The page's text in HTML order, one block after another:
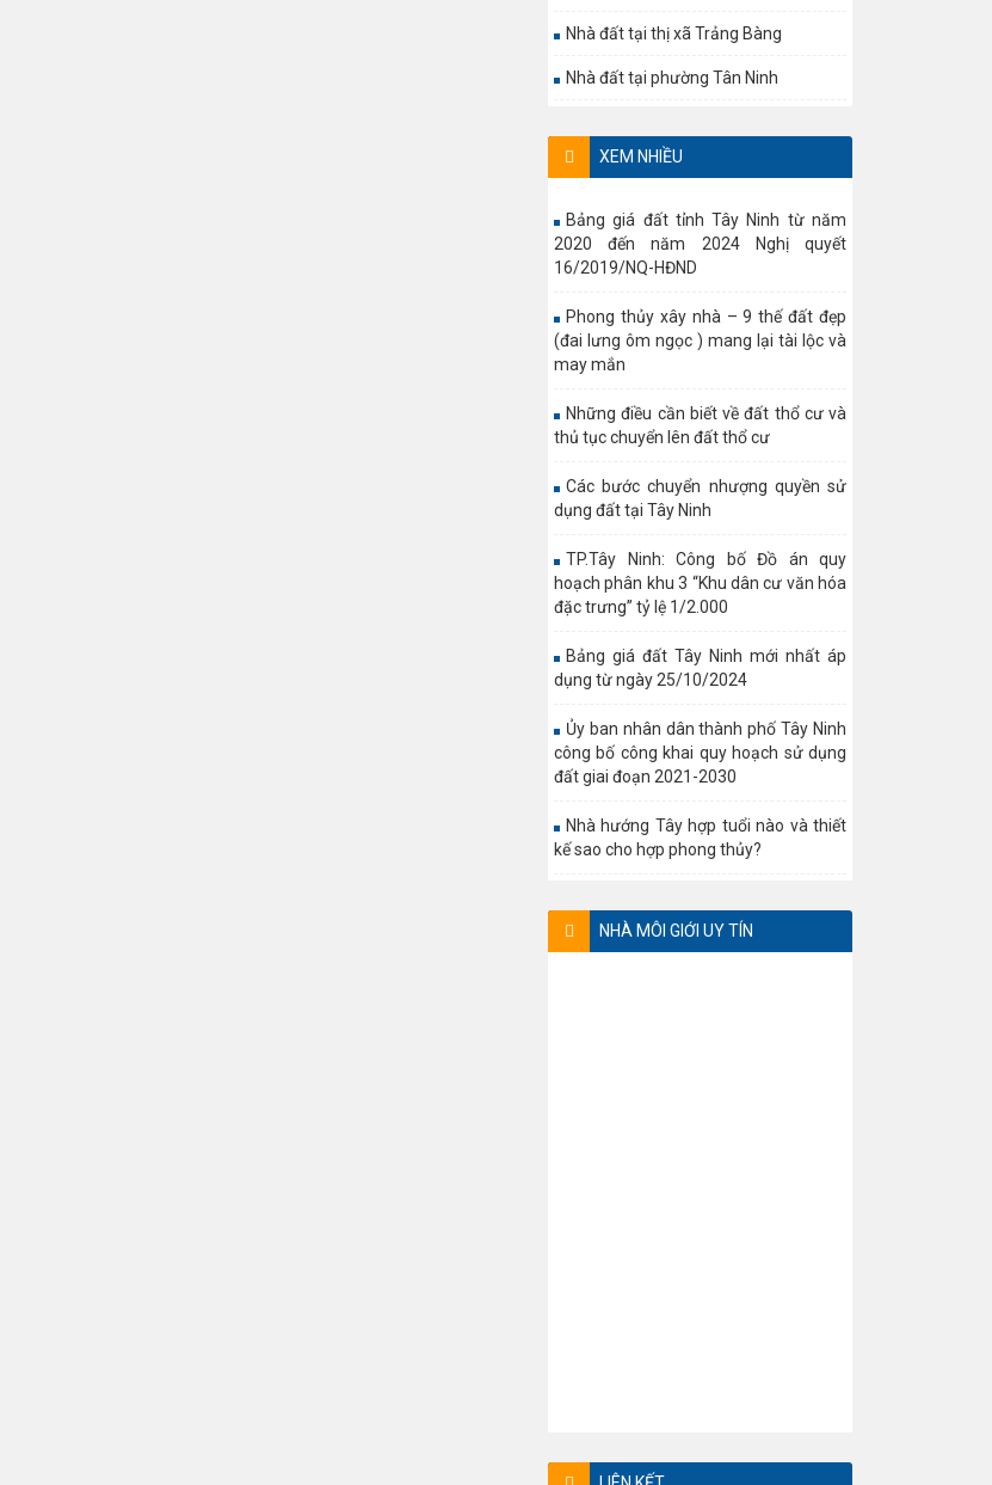
Nhà đất tại thị xã Trảng Bàng
Nhà đất tại phường Tân Ninh
XEM NHIỀU
Bảng giá đất tỉnh Tây Ninh từ năm
2020 đến năm 2024 Nghị quyết
16/2019/NQ-HĐND
Phong thủy xây nhà – 9 thế đất đẹp
(đai lưng ôm ngọc ) mang lại tài lộc và
may mắn
Những điều cần biết về đất thổ cư và
thủ tục chuyển lên đất thổ cư
Các bước chuyển nhượng quyền sử
dụng đất tại Tây Ninh
TP.Tây Ninh: Công bố Đồ án quy
hoạch phân khu 3 “Khu dân cư văn hóa
đặc trưng” tỷ lệ 1/2.000
Bảng giá đất Tây Ninh mới nhất áp
dụng từ ngày 25/10/2024
Ủy ban nhân dân thành phố Tây Ninh
công bố công khai quy hoạch sử dụng
đất giai đoạn 2021-2030
Nhà hướng Tây hợp tuổi nào và thiết
kế sao cho hợp phong thủy?
NHÀ MÔI GIỚI UY TÍN